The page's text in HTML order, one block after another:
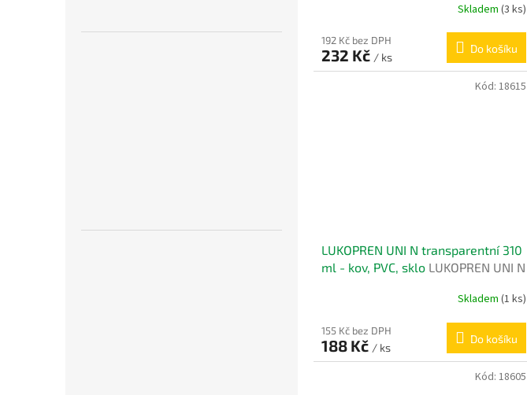
Skladem (3 ks)
192 Kč bez DPH
232 Kč / ks
Do košíku
LUKOPREN UNI N transparentní 310
ml - kov, PVC, sklo LUKOPREN UNI N
Skladem (1 ks)
155 Kč bez DPH
188 Kč / ks
Do košíku
Kód: 18615
Kód: 18605